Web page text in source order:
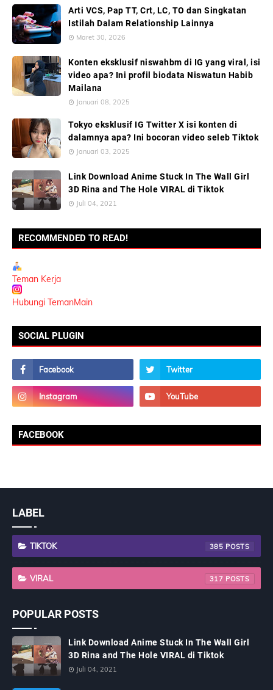
Arti VCS, Pap TT, Crt, LC, TO dan Singkatan
Istilah Dalam Relationship Lainnya
Maret 30, 2026
Konten eksklusif niswahbm di IG yang viral, isi
video apa? Ini profil biodata Niswatun Habib
Mailana
Januari 08, 2025
Tokyo eksklusif IG Twitter X isi konten di
dalamnya apa? Ini bocoran video seleb Tiktok
Januari 03, 2025
Link Download Anime Stuck In The Wall Girl
3D Rina and The Hole VIRAL di Tiktok
Juli 04, 2021
RECOMMENDED TO READ!
Teman Kerja
Hubungi TemanMain
SOCIAL PLUGIN
FACEBOOK
LABEL
TIKTOK 385
VIRAL 317
POPULAR POSTS
Link Download Anime Stuck In The Wall Girl
3D Rina and The Hole VIRAL di Tiktok
Juli 04, 2021